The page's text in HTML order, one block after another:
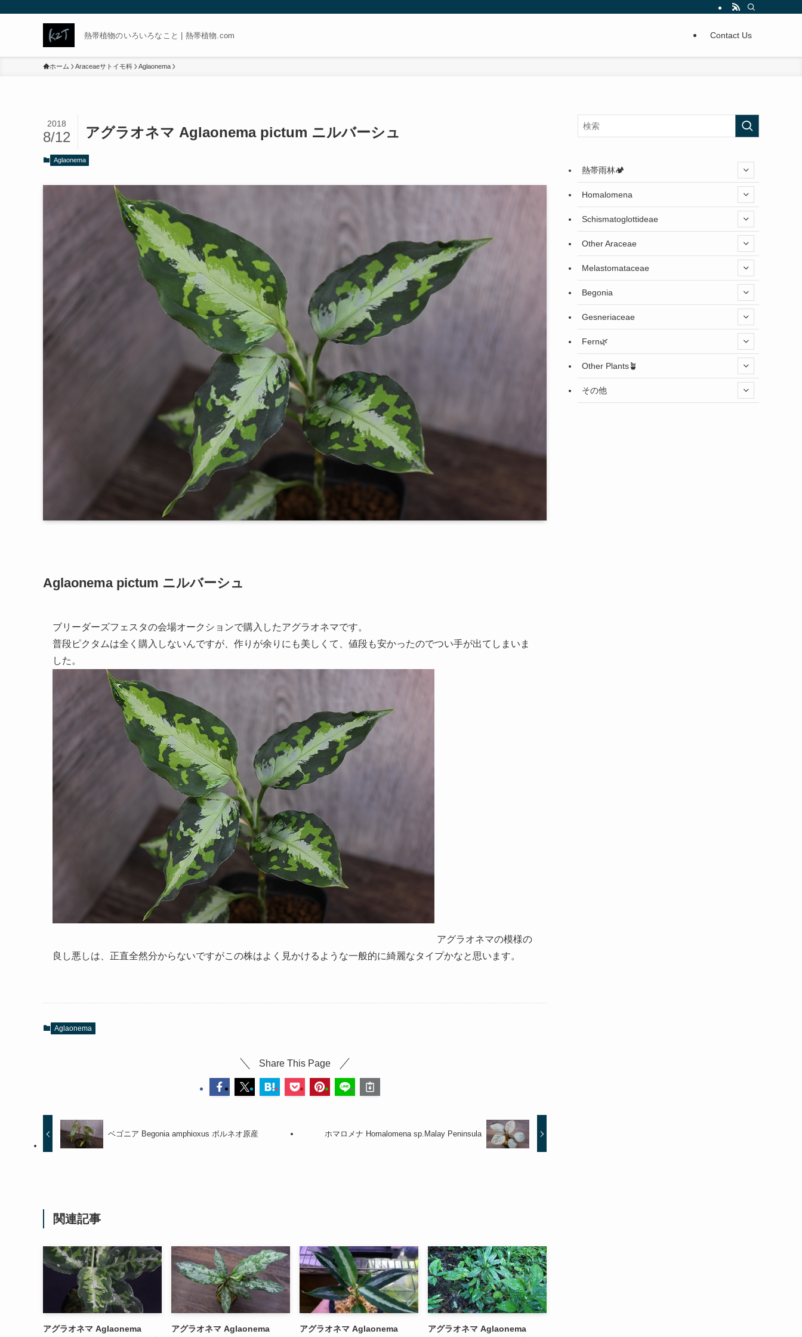
熱帯植物のいろいろなこと | 熱帯植物.com Contact Us
ホーム Araceaeサトイモ科 Aglaonema
アグラオネマ Aglaonema pictum ニルバーシュ
2018
8/12
Aglaonema
Aglaonema pictum ニルバーシュ
ブリーダーズフェスタの会場オークションで購入したアグラオネマです。
普段ピクタムは全く購入しないんですが、作りが余りにも美しくて、値段も安かったのでつい手が出てしまいま
した。
アグラオネマの模様の
良し悪しは、正直全然分からないですがこの株はよく見かけるような一般的に綺麗なタイプかなと思います。
Aglaonema
Share This Page
ベゴニア Begonia amphioxus ボルネオ原産 ホマロメナ Homalomena sp.Malay Peninsula
関連記事
アグラオネマ Aglaonema
アグラオネマ Aglaonema
アグラオネマ Aglaonema
アグラオネマ Aglaonema
熱帯雨林🏕️
Homalomena
Schismatoglottideae
Other Araceae
Melastomataceae
Begonia
Gesneriaceae
Fern🌿
Other Plants🪴
その他